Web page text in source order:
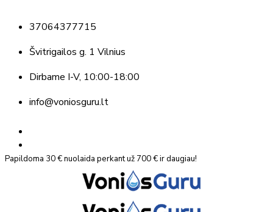
37064377715
Švitrigailos g. 1 Vilnius
Dirbame I-V, 10:00-18:00
info@voniosguru.lt
Papildoma 30 € nuolaida perkant už 700 € ir daugiau!